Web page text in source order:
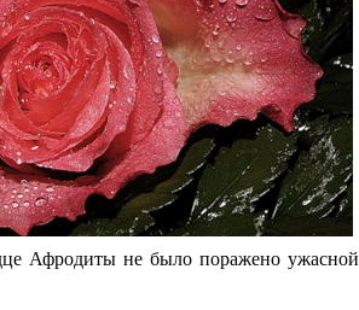
Афродиты не было поражено ужасной